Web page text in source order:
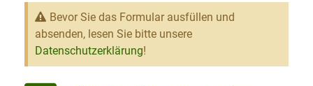
Bevor Sie das Formular ausfüllen und
absenden, lesen Sie bitte unsere
Datenschutzerklärung!